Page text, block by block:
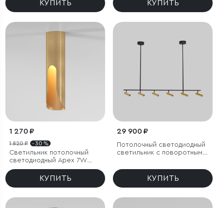
КУПИТЬ КУПИТЬ
1 270 ₽
1 820 ₽ - 30 %
Светильник потолочный
светодиодный Apex 7W
3000K латунь
КУПИТЬ
29 900 ₽
Потолочный светодиодный
светильник с поворотным
КУПИТЬ